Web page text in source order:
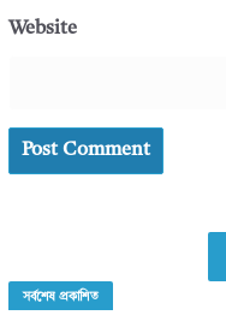
Website
সর্বশেষ প্রকাশিত